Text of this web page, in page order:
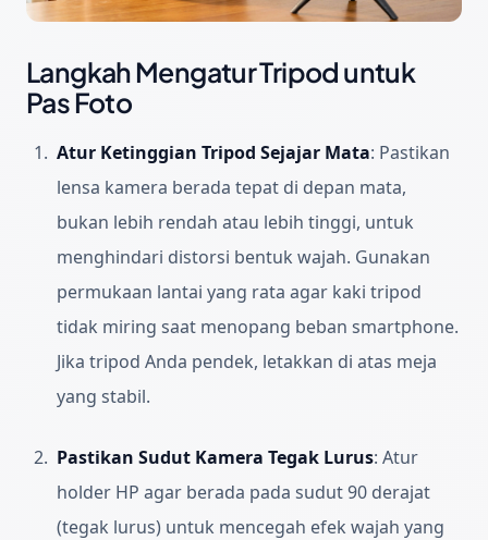
Langkah Mengatur Tripod untuk
Pas Foto
Atur Ketinggian Tripod Sejajar Mata: Pastikan
lensa kamera berada tepat di depan mata,
bukan lebih rendah atau lebih tinggi, untuk
menghindari distorsi bentuk wajah. Gunakan
permukaan lantai yang rata agar kaki tripod
tidak miring saat menopang beban smartphone.
Jika tripod Anda pendek, letakkan di atas meja
yang stabil.
Pastikan Sudut Kamera Tegak Lurus: Atur
holder HP agar berada pada sudut 90 derajat
(tegak lurus) untuk mencegah efek wajah yang